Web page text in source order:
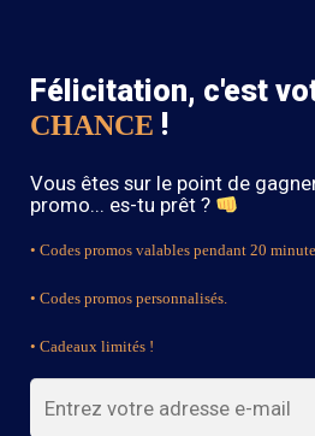
SOLDES : -15% sur toute la boutique
Félicitation, c'est
CHANCE !
Vous êtes sur le point de
promo... es-tu prêt ?
• Codes promos valables pendant 20
• Codes promos personnalisés.
• Cadeaux limités !